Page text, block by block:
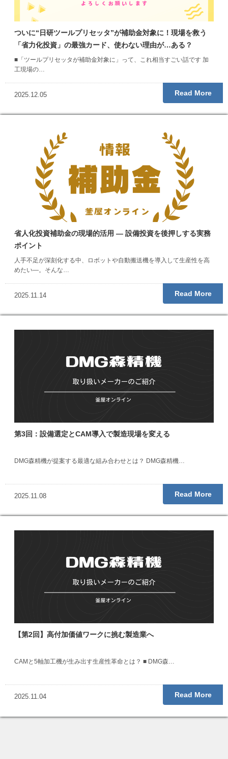
ついに“日研ツールプリセッタ”が補助金対象に！現場を救う
「省力化投資」の最強カード、使わない理由が…ある？
■「ツールプリセッタが補助金対象に」って、これ相当すごい話です 加
工現場の…
Read More
2025.12.05
省人化投資補助金の現場的活用 ― 設備投資を後押しする実務
ポイント
人手不足が深刻化する中、ロボットや自動搬送機を導入して生産性を高
めたい―。そんな…
Read More
2025.11.14
第3回：設備選定とCAM導入で製造現場を変える
DMG森精機が提案する最適な組み合わせとは？ DMG森精機…
Read More
2025.11.08
【第2回】高付加価値ワークに挑む製造業へ
CAMと5軸加工機が生み出す生産性革命とは？ ■ DMG森…
Read More
2025.11.04